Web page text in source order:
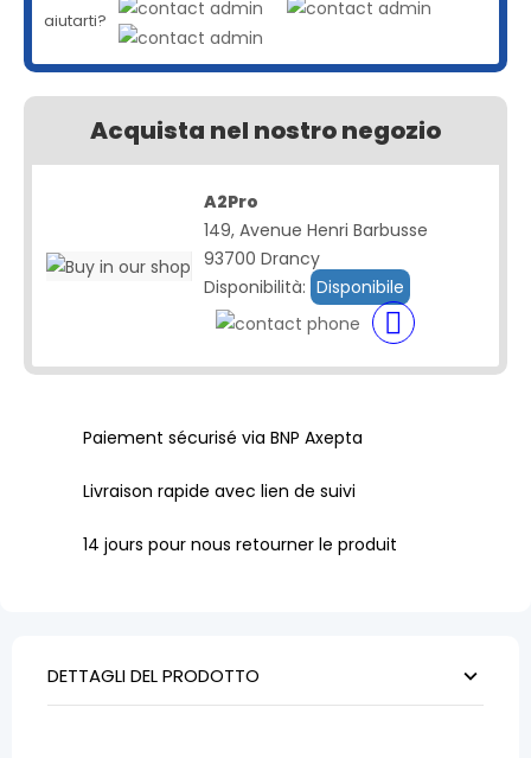
aiutarti?
Acquista nel nostro negozio
A2Pro
149, Avenue Henri Barbusse
93700 Drancy
Disponibilità: Disponibile
Paiement sécurisé via BNP Axepta
Livraison rapide avec lien de suivi
14 jours pour nous retourner le produit
DETTAGLI DEL PRODOTTO